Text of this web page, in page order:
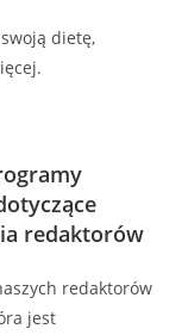
dietę,
redaktorów
redaktorów
jest